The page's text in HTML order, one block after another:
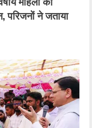
परिजनों ने जताया